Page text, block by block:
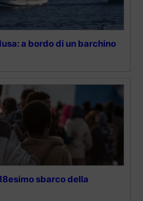
a bordo di un barchino
sbarco della